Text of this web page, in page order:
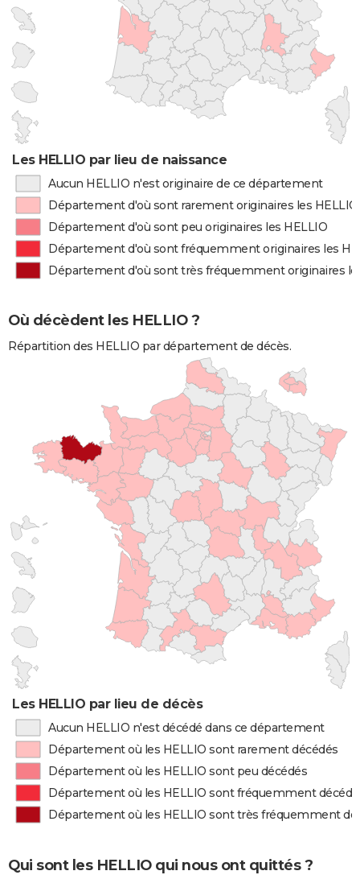
Les HELLIO par lieu de naissance
Aucun HELLIO n'est originaire de ce département
Département d'où sont rarement originaires les HELLIO
Département d'où sont peu originaires les HELLIO
Département d'où sont fréquemment originaires les
Département d'où sont très fréquemment originaires
Où décèdent les HELLIO ?
Répartition des HELLIO par département de décès.
Les HELLIO par lieu de décès
Aucun HELLIO n'est décédé dans ce département
Département où les HELLIO sont rarement décédés
Département où les HELLIO sont peu décédés
Département où les HELLIO sont fréquemment
Département où les HELLIO sont très fréquemment
Qui sont les HELLIO qui nous ont quittés ?